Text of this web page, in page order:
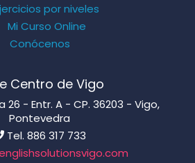
por niveles
Mi Curso Online
Conócenos
Centro de Vigo
- Entr. A - CP. 36203 - Vigo,
Pontevedra
Tel. 886 317 733